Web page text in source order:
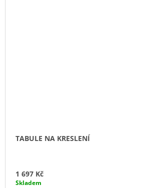
TABULE NA KRESLENÍ
1 697 Kč
Skladem